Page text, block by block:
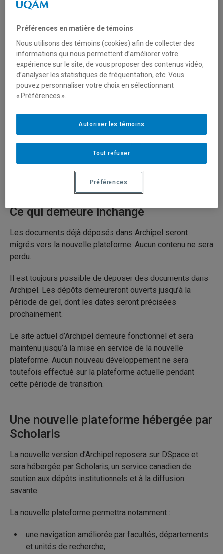
une nouvelle plateforme à
l’automne 2026
de consultation des documents, tout en assurant la
conservation et la diffusion des contenus déposés dans
Ce qui demeure inchangé
Les documents déjà déposés dans Archipel seront
migrés vers la nouvelle plateforme. Aucun contenu ne sera
perdu.
Il est toujours possible de déposer des documents dans
Archipel. Les dépôts demeureront ouverts jusqu’à la
période de gel, dont les dates seront précisées
prochainement.
Le site actuel d’Archipel demeure fonctionnel et sera
maintenu jusqu’à la mise en service de la nouvelle
plateforme. Aucun nouveau développement ne sera
toutefois effectué sur la plateforme actuelle pendant
cette période de transition.
Une nouvelle plateforme hébergée par
Scholaris
La nouvelle version d’Archipel reposera sur DSpace et
sera hébergée par Scholaris, un service canadien de
soutien aux dépôts institutionnels et à la diffusion
savante.
La nouvelle plateforme permettra notamment :
une navigation améliorée par facultés, départements
et unités de recherche;
Préférences en matière de témoins
Nous utilisons des témoins (cookies) afin de collecter des
informations qui nous permettent d’améliorer votre
expérience sur le site, de vous proposer des contenus vidéo,
d’analyser les statistiques de fréquentation, etc. Vous
pouvez personnaliser votre choix en sélectionnant
« Préférences ».
Tout refuser
Autoriser les témoins
Préférences